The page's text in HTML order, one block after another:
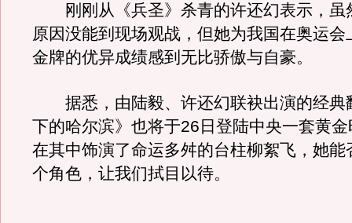
刚刚从《兵圣》杀青的许还幻表示，虽
原因没能到现场观战，但她为我国在奥运会
金牌的优异成绩感到无比骄傲与自豪。
据悉，由陆毅、许还幻联袂出演的经典
下的哈尔滨》也将于26日登陆中央一套黄
在其中饰演了命运多舛的台柱柳絮飞，她能
个角色，让我们拭目以待。